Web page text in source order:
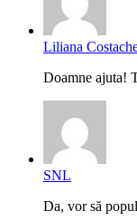
Liliana
Doamne ajuta!
SNL
Da, vor să